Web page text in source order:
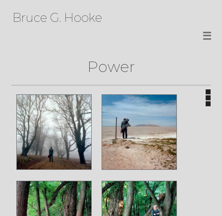
Bruce G. Hooke
Power